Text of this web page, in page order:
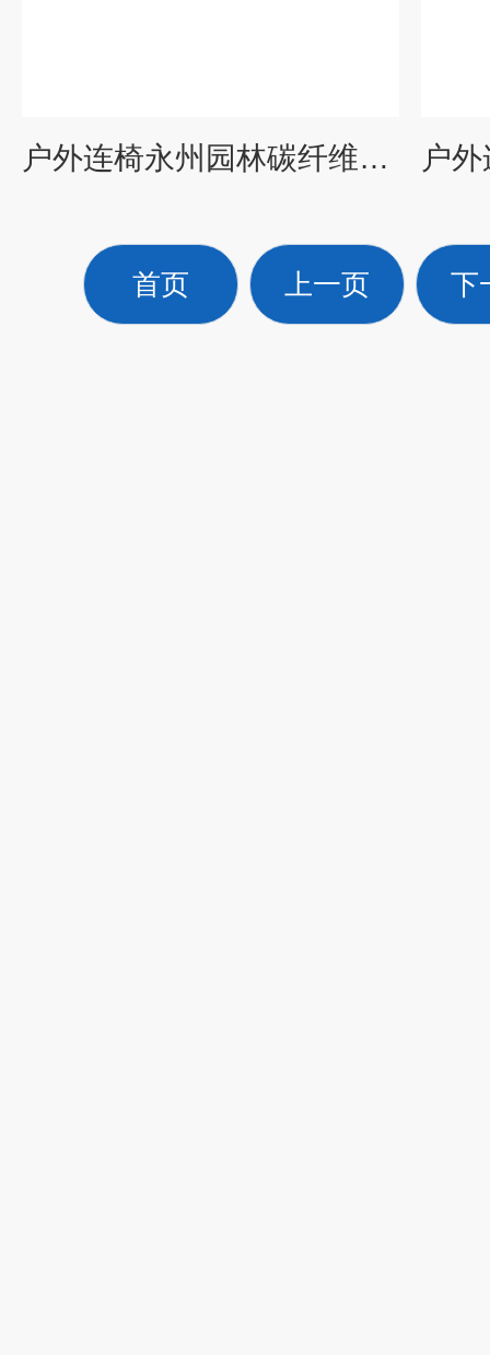
户外连椅永州园林碳纤维公园椅 户外平凳连椅制品厂 园林桌椅
首页 上一页 下